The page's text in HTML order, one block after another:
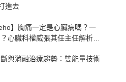
進去
】胸痛一定是心臟病嗎？一
心臟科權威張其任主任解析支
與消融治療趨勢：雙能量技術